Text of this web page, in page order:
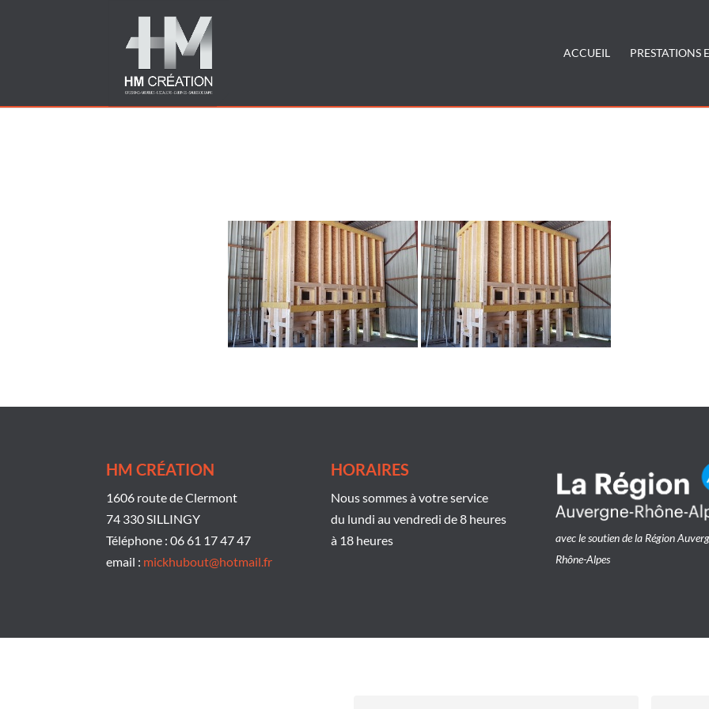
ACCUEIL PRESTATIONS
HM CRÉATION
1606 route de Clermont
74 330 SILLINGY
Téléphone : 06 61 17 47 47
email : mickhubout@hotmail.fr
HORAIRES
Nous sommes à votre service
du lundi au vendredi de 8 heures
à 18 heures
avec le soutien de la Région
Rhône-Alpes